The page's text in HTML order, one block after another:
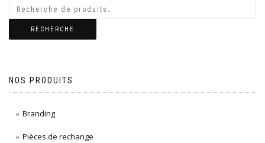
RECHERCHE
NOS PRODUITS
Branding
Pièces de rechange